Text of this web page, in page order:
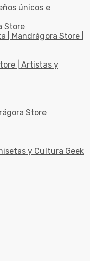
únicos e
Store
| Mandrágora Store |
| Artistas y
Store
y Cultura Geek